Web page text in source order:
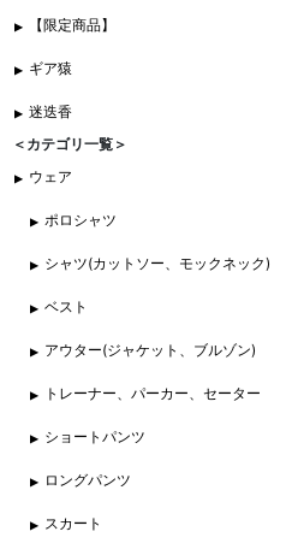
【限定商品】
ギア猿
迷迭香
＜カテゴリ一覧＞
ウェア
ポロシャツ
シャツ(カットソー、モックネック)
ベスト
アウター(ジャケット、ブルゾン)
トレーナー、パーカー、セーター
ショートパンツ
ロングパンツ
スカート